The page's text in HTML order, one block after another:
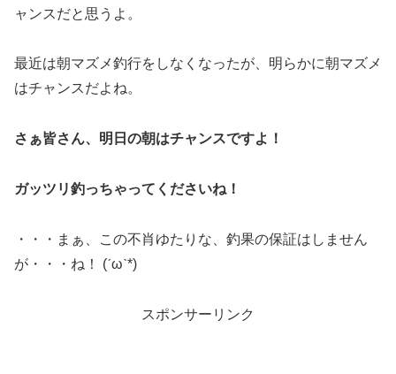
ャンスだと思うよ。
最近は朝マズメ釣行をしなくなったが、明らかに朝マズメ
はチャンスだよね。
さぁ皆さん、明日の朝はチャンスですよ！
ガッツリ釣っちゃってくださいね！
・・・まぁ、この不肖ゆたりな、釣果の保証はしません
が・・・ね！ (ˊωˋ*)
スポンサーリンク